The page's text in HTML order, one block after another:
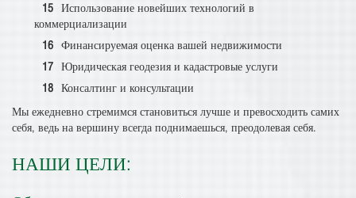
Использование новейших технологий в
коммерциализации
Финансируемая оценка вашей недвижимости
Юридическая геодезия и кадастровые услуги
Консалтинг и консультации
Мы ежедневно стремимся становиться лучше и превосходить самих
себя, ведь на вершину всегда поднимаешься, преодолевая себя.
НАШИ ЦЕЛИ: